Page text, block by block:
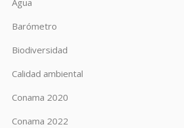
Agua
Barómetro
Biodiversidad
Calidad ambiental
Conama 2020
Conama 2022